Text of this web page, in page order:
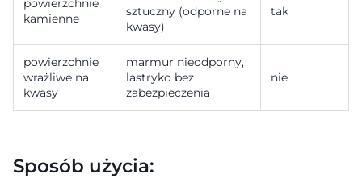
powierzchnie
kamienne
sztuczny (odporne na
kwasy)
tak
powierzchnie
wrażliwe na
kwasy
marmur nieodporny,
lastryko bez
zabezpieczenia
nie
Sposób użycia: